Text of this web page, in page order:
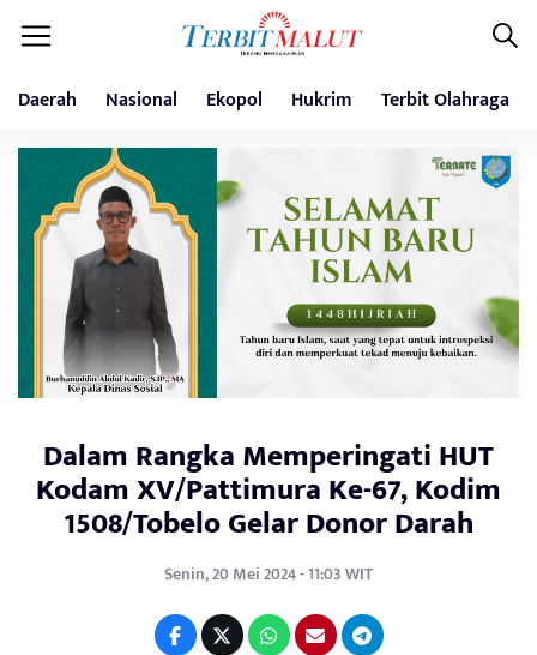
Daerah Nasional Ekopol Hukrim Terbit Olahraga
Dalam Rangka Memperingati HUT
Kodam XV/Pattimura Ke-67, Kodim
1508/Tobelo Gelar Donor Darah
Senin, 20 Mei 2024 - 11:03 WIT